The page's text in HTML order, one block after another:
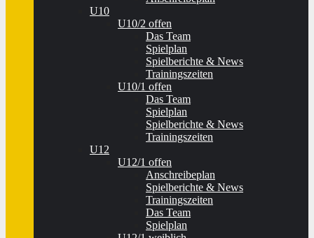
U10
U10/2 offen
Das Team
Spielplan
Spielberichte & News
Trainingszeiten
U10/1 offen
Das Team
Spielplan
Spielberichte & News
Trainingszeiten
U12
U12/1 offen
Anschreibeplan
Spielberichte & News
Trainingszeiten
Das Team
Spielplan